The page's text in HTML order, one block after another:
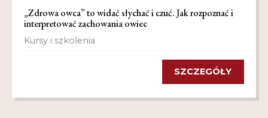
Projekty
„Zdrowa owca” to widać słychać i czuć. Jak rozpoznać i
interpretować zachowania owiec
Kursy i szkolenia
SZCZEGÓŁY